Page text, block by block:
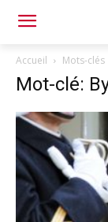
Accueil Mots-clés
Mot-clé: